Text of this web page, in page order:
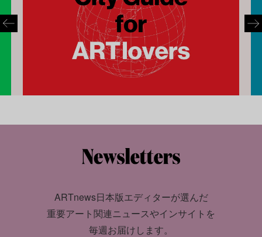
ARTnews日本版エディターが選んだ
重要アート関連ニュースやインサイトを
毎週お届けします。